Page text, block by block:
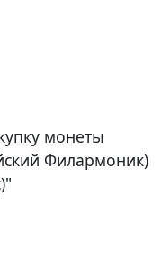
монеты
Филармоник)